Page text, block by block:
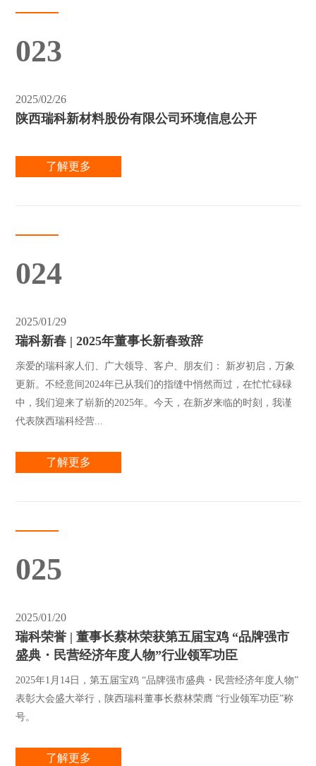
023
2025/02/26
陕西瑞科新材料股份有限公司环境信息公开
了解更多
024
2025/01/29
瑞科新春 | 2025年董事长新春致辞
亲爱的瑞科家人们、广大领导、客户、朋友们： 新岁初启，万象
更新。不经意间2024年已从我们的指缝中悄然而过，在忙忙碌碌
中，我们迎来了崭新的2025年。今天，在新岁来临的时刻，我谨
代表陕西瑞科经营...
了解更多
025
2025/01/20
瑞科荣誉 | 董事长蔡林荣获第五届宝鸡 “品牌强市
盛典・民营经济年度人物”行业领军功臣
2025年1月14日，第五届宝鸡 “品牌强市盛典・民营经济年度人物”
表彰大会盛大举行，陕西瑞科董事长蔡林荣膺 “行业领军功臣”称
号。
了解更多